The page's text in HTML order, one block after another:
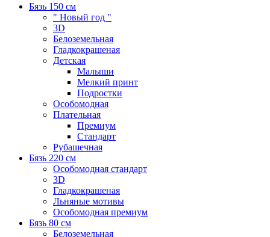
Бязь 150 см
" Новый год "
3D
Белоземельная
Гладкокрашеная
Детская
Малыши
Мелкий принт
Подростки
Особомодная
Плательная
Премиум
Стандарт
Рубашечная
Бязь 220 см
Особомодная стандарт
3D
Гладкокрашеная
Льняные мотивы
Особомодная премиум
Бязь 80 см
Белоземельная